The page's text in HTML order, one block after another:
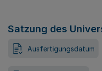
Satzung des
Ausfertigungsdatum